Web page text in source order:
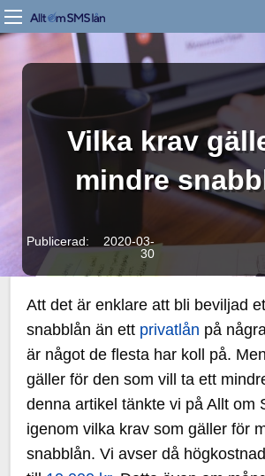
Vilka krav
mindre
Publicerad: 2020-03-
30
Att det är enklare att bli beviljad
snabblån än ett privatlån på
är något de flesta har koll på.
gäller för den som vill ta ett
denna artikel tänkte vi på Allt om
igenom vilka krav som gäller för
snabblån. Vi avser då